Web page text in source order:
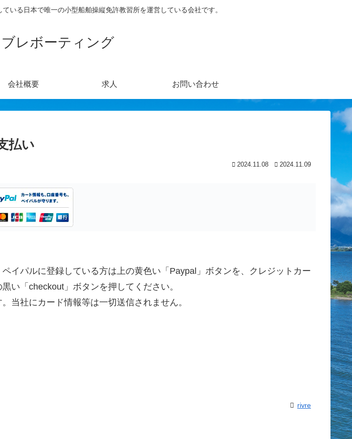
いる日本で唯一の小型船舶操縦免許教習所を運営している会社です。
レボーティング
会社概要 求人 お問い合わせ
払い
2024.11.08 2024.11.09
イパルに登録している方は上の黄色い「Paypal」ボタンを、クレジットカー
い「checkout」ボタンを押してください。
当社にカード情報等は一切送信されません。
rivre